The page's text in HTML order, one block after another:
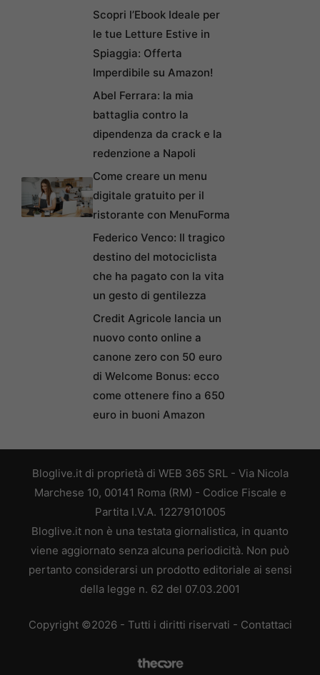
Scopri l’Ebook Ideale per
le tue Letture Estive in
Spiaggia: Offerta
Imperdibile su Amazon!
Abel Ferrara: la mia
battaglia contro la
dipendenza da crack e la
redenzione a Napoli
Come creare un menu
digitale gratuito per il
ristorante con MenuForma
Federico Venco: Il tragico
destino del motociclista
che ha pagato con la vita
un gesto di gentilezza
Credit Agricole lancia un
nuovo conto online a
canone zero con 50 euro
di Welcome Bonus: ecco
come ottenere fino a 650
euro in buoni Amazon
Bloglive.it di proprietà di WEB 365 SRL - Via Nicola
Marchese 10, 00141 Roma (RM) - Codice Fiscale e
Partita I.V.A. 12279101005
Bloglive.it non è una testata giornalistica, in quanto
viene aggiornato senza alcuna periodicità. Non può
pertanto considerarsi un prodotto editoriale ai sensi
della legge n. 62 del 07.03.2001
Copyright ©2026 - Tutti i diritti riservati - Contattaci